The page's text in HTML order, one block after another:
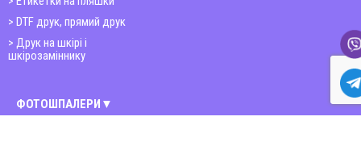
DTF друк, прямий друк
Друк на шкірі і
шкірозаміннику
ФОТОШПАЛЕРИ